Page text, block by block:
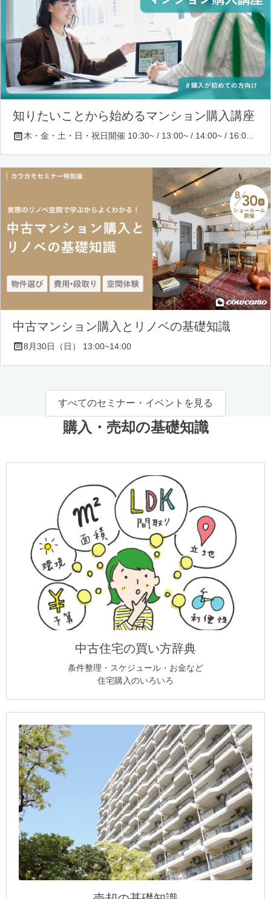
知りたいことから始めるマンション購入講座
木・金・土・日・祝日開催 10:30~ / 13:00~ / 14:00~ / 16:00~ / 17:00~/ 18:30~/ 19:30~
中古マンション購入とリノベの基礎知識
8月30日（日） 13:00~14:00
すべてのセミナー・イベントを見る
購入・売却の基礎知識
中古住宅の買い方辞典
条件整理・スケジュール・お金など
住宅購入のいろいろ